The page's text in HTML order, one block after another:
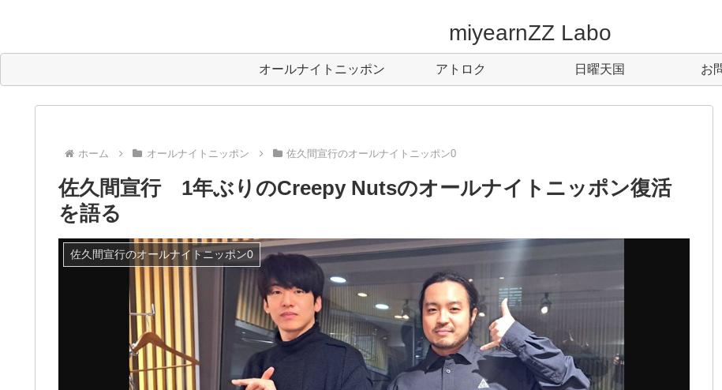
miyearnZZ Labo
オールナイトニッポン アトロク 日曜天国 お
ホーム オールナイトニッポン 佐久間宣行のオールナイトニッポン0
佐久間宣行 1年ぶりのCreepy Nutsのオールナイトニッポン復活
を語る
佐久間宣行のオールナイトニッポン0